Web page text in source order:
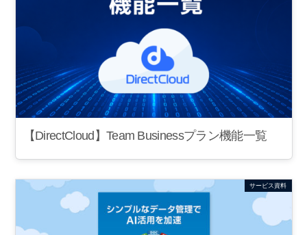
【DirectCloud】Team Businessプラン機能一覧
サービス資料